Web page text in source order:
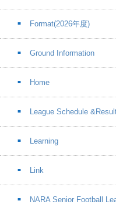
Format(2026年度)
Ground Information
Home
League Schedule
Learning
Link
NARA Senior Football